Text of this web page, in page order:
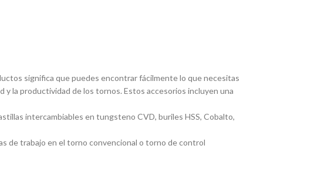
significa que puedes encontrar fácilmente lo que necesitas
la productividad de los tornos. Estos accesorios incluyen una
intercambiables en tungsteno CVD, buriles HSS, Cobalto,
de trabajo en el torno convencional o torno de control